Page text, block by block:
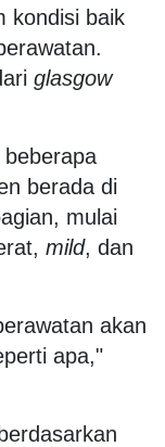
kondisi baik
glasgow
berada di
mulai
mild, dan
akan
apa,"